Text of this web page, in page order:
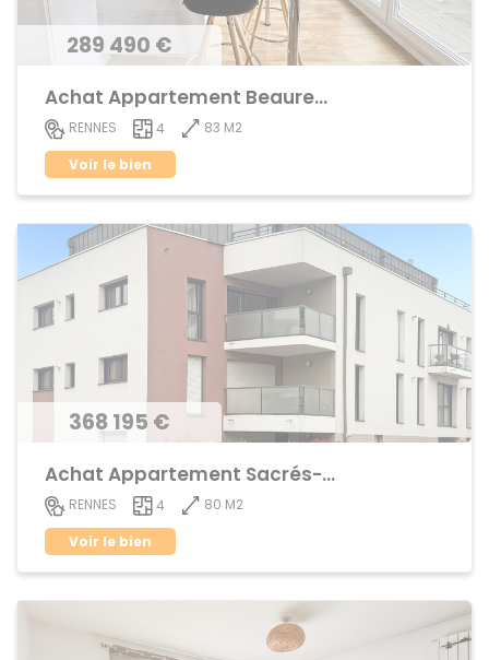
289 490 €
Achat Appartement Beauregard
RENNES 4
83 M2
Voir le bien
368 195 €
Achat Appartement Sacrés-Coeurs
RENNES 4
80 M2
Voir le bien